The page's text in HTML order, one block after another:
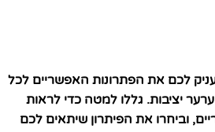
לכם את הפתרונות האפשריים לכל
יציבות. גללו למטה כדי לראות
וביחרו את הפיתרון שיתאים לכם